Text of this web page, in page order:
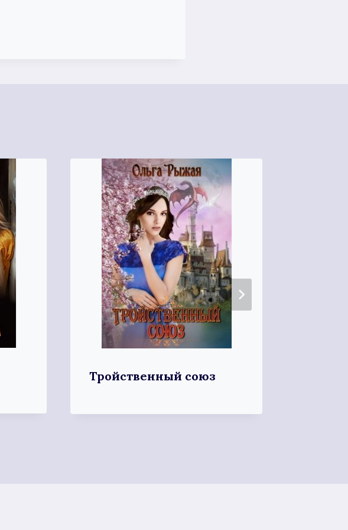
Тройственный союз